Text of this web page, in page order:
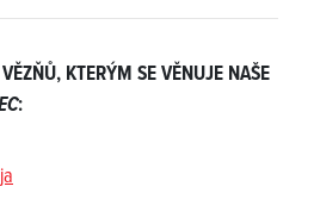
KTERÝM SE VĚNUJE NAŠE
: